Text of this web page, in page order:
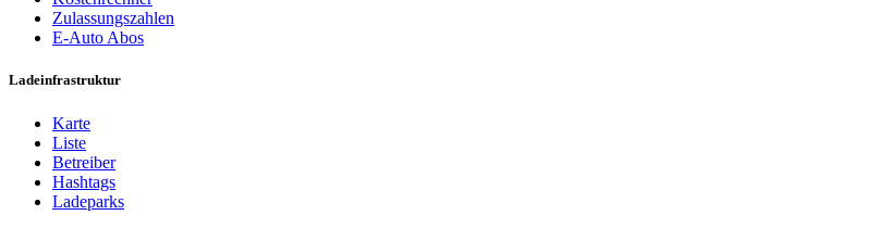
Zulassungszahlen
E-Auto Abos
Ladeinfrastruktur
Karte
Liste
Betreiber
Hashtags
Ladeparks